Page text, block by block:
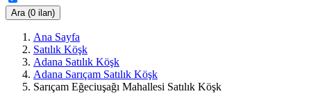
Ara (0 ilan)
Ana Sayfa
Satılık Köşk
Adana Satılık Köşk
Adana Sarıçam Satılık Köşk
Sarıçam Eğeciuşağı Mahallesi Satılık Köşk